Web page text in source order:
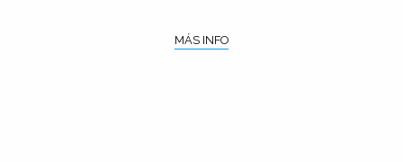
MÁS INFO